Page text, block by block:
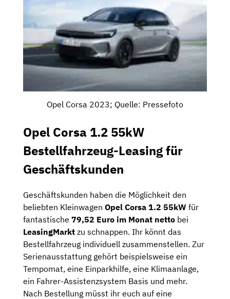
Opel Corsa 2023; Quelle: Pressefoto
Opel Corsa 1.2 55kW
Bestellfahrzeug-Leasing für
Geschäftskunden
Geschäftskunden haben die Möglichkeit den
beliebten Kleinwagen Opel Corsa 1.2 55kW für
fantastische 79,52 Euro im Monat netto bei
LeasingMarkt zu schnappen. Ihr könnt das
Bestellfahrzeug individuell zusammenstellen. Zur
Serienausstattung gehört beispielsweise ein
Tempomat, eine Einparkhilfe, eine Klimaanlage,
ein Fahrer-Assistenzsystem Basis und mehr.
Nach Bestellung müsst ihr euch auf eine